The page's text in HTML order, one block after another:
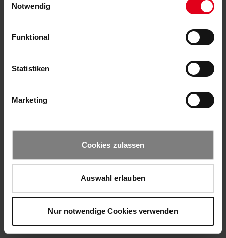
Notwendig
Funktional
Statistiken
Marketing
Cookies zulassen
Auswahl erlauben
Nur notwendige Cookies verwenden